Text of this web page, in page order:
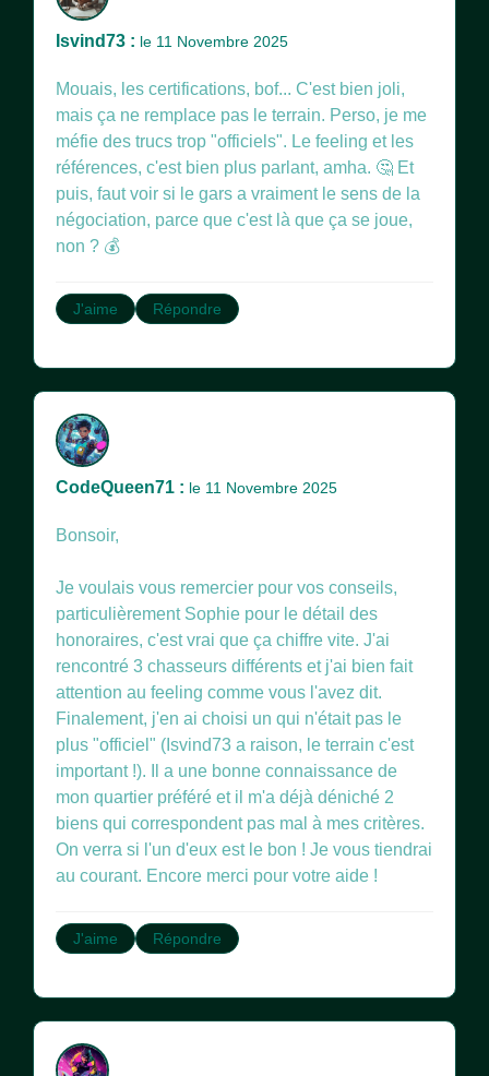
Isvind73 : le 11 Novembre 2025
Mouais, les certifications, bof... C'est bien joli,
mais ça ne remplace pas le terrain. Perso, je me
méfie des trucs trop "officiels". Le feeling et les
références, c'est bien plus parlant, amha. 🤔 Et
puis, faut voir si le gars a vraiment le sens de la
négociation, parce que c'est là que ça se joue,
non ? 💰
J'aime Répondre
CodeQueen71 : le 11 Novembre 2025
Bonsoir,
Je voulais vous remercier pour vos conseils,
particulièrement Sophie pour le détail des
honoraires, c'est vrai que ça chiffre vite. J'ai
rencontré 3 chasseurs différents et j'ai bien fait
attention au feeling comme vous l'avez dit.
Finalement, j'en ai choisi un qui n'était pas le
plus "officiel" (Isvind73 a raison, le terrain c'est
important !). Il a une bonne connaissance de
mon quartier préféré et il m'a déjà déniché 2
biens qui correspondent pas mal à mes critères.
On verra si l'un d'eux est le bon ! Je vous tiendrai
au courant. Encore merci pour votre aide !
J'aime Répondre